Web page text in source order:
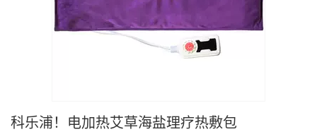
科乐浦！电加热艾草海盐理疗热敷包